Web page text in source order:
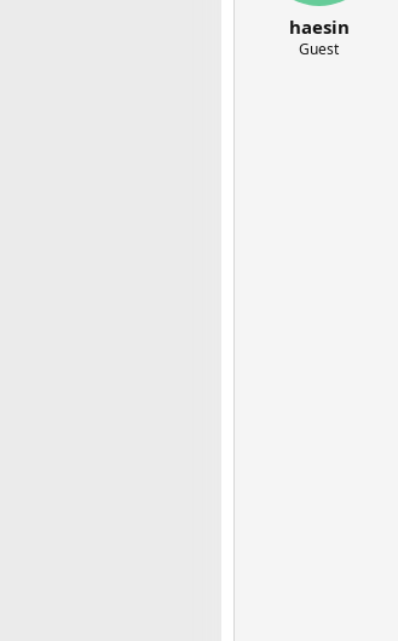
haesin
Guest